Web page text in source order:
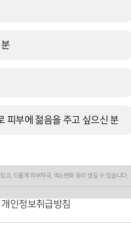
피부에 젊음을 주고 싶으신 분
고, 드물게 피부자극, 색소변화 등이 생길 수 있습니다.
개인정보취급방침